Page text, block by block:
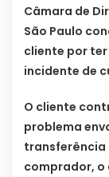
Câmara de
São Paulo
cliente por
incidente de
O cliente
problema
transferência
comprador, o